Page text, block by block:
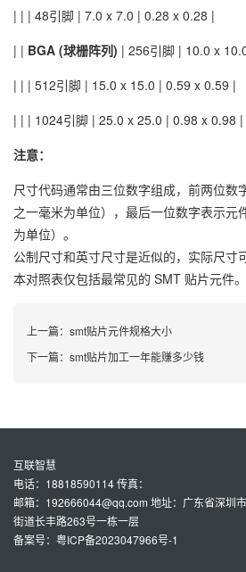
| | | 48引脚 | 7.0 x 7.0 | 0.28 x 0.28 |
| | BGA (球栅阵列) | 256引脚 | 10.0 x
| | | 512引脚 | 15.0 x 15.0 | 0.59 x 0.59 |
| | | 1024引脚 | 25.0 x 25.0 | 0.98 x 0.98 |
注意：
尺寸代码通常由三位数字组成，前两位数
之一毫米为单位），最后一位数字表示元
为单位）。
公制尺寸和英寸尺寸是近似的，实际尺寸
本对照表仅包括最常见的 SMT 贴片元件。
上一篇： smt贴片元件规格大小
下一篇： smt贴片加工一年能赚多少钱
互联智慧
电话：18818590114 传真：
邮箱：192666044@qq.com 地址：广东省深圳
街道长丰路263号一栋一层
备案号：粤ICP备2023047966号-1